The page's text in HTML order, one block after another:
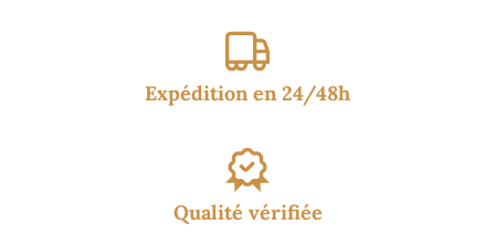
Expédition en 24/48h
Qualité vérifiée